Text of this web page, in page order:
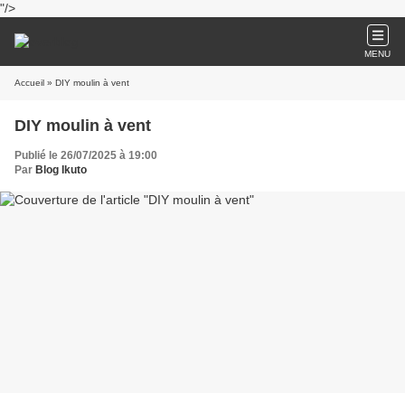
"/>
MENU
Accueil » DIY moulin à vent
DIY moulin à vent
Publié le 26/07/2025 à 19:00
Par Blog Ikuto